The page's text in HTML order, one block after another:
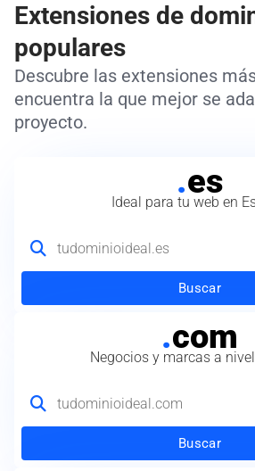
Extensiones de
populares
Descubre las extensiones
encuentra la que mejor se
proyecto.
.es
Ideal para tu web en
Buscar
.com
Negocios y marcas a
Buscar